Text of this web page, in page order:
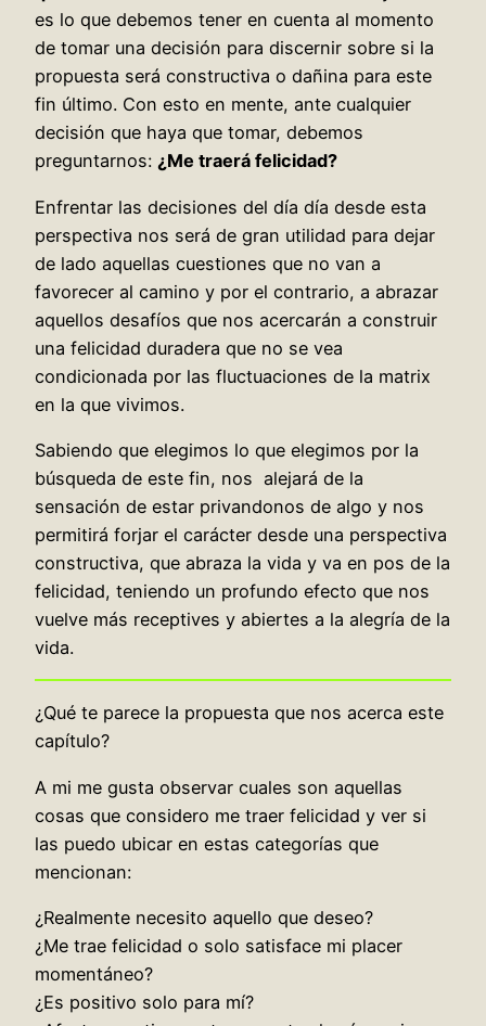
es lo que debemos tener en cuenta al momento
de tomar una decisión para discernir sobre si la
propuesta será constructiva o dañina para este
fin último. Con esto en mente, ante cualquier
decisión que haya que tomar, debemos
preguntarnos: ¿Me traerá felicidad?
Enfrentar las decisiones del día día desde esta
perspectiva nos será de gran utilidad para dejar
de lado aquellas cuestiones que no van a
favorecer al camino y por el contrario, a abrazar
aquellos desafíos que nos acercarán a construir
una felicidad duradera que no se vea
condicionada por las fluctuaciones de la matrix
en la que vivimos.
Sabiendo que elegimos lo que elegimos por la
búsqueda de este fin, nos alejará de la
sensación de estar privandonos de algo y nos
permitirá forjar el carácter desde una perspectiva
constructiva, que abraza la vida y va en pos de la
felicidad, teniendo un profundo efecto que nos
vuelve más receptives y abiertes a la alegría de la
vida.
¿Qué te parece la propuesta que nos acerca este
capítulo?
A mi me gusta observar cuales son aquellas
cosas que considero me traer felicidad y ver si
las puedo ubicar en estas categorías que
mencionan:
¿Realmente necesito aquello que deseo?
¿Me trae felicidad o solo satisface mi placer
momentáneo?
¿Es positivo solo para mí?